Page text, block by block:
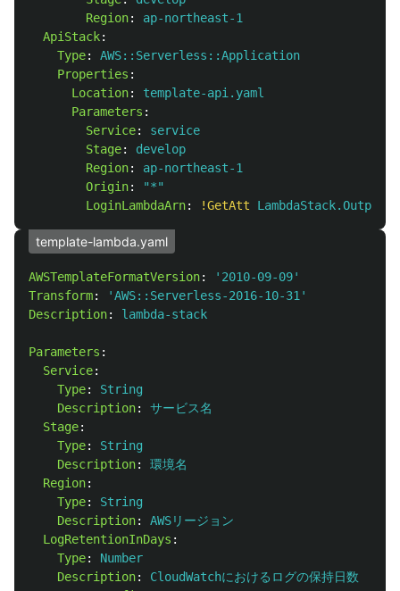
Region:
ap-northeast-1
ApiStack:
Type:
AWS::Serverless::Application
Properties :
Location:
template-api.yaml
Parameters :
Service:
service
Stage:
develop
Region:
ap-northeast-1
Origin: "*"
LoginLambdaArn: !GetAtt
template-lambda.yaml
AWSTemplateFormatVersion: ' 2010-09-09'
Transform: 'AWS::Serverless-2016-10-31'
Description: lambda-stack
Parameters :
Service:
Type:
String
Description:
サービス名
Stage:
Type:
String
Description:
環境名
Region:
Type:
String
Description:
AWSリージョン
LogRetentionInDays :
Type:
Number
Description:
CloudWatchにおけるログの保持日数